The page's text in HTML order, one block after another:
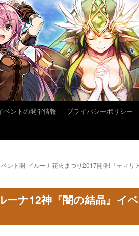
ベントの開催情報 プライバシーポリシー
ント開 イルーナ花火まつり2017開催!「ティリ
ーナ12神『闇の結晶』イ